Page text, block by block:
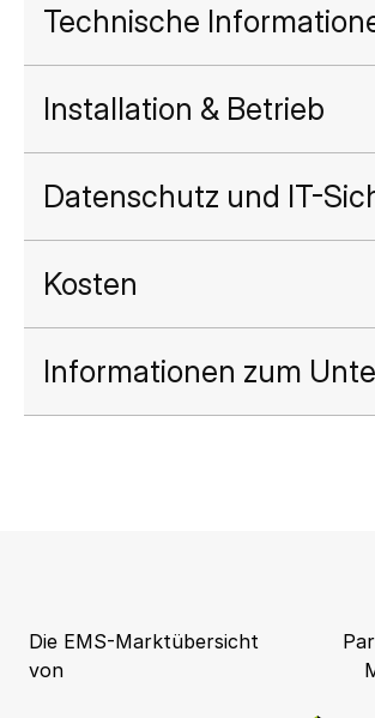
Technische
Installation & Betrieb
Datenschutz und IT-
Kosten
Informationen zum
Die EMS-Marktübersicht
von